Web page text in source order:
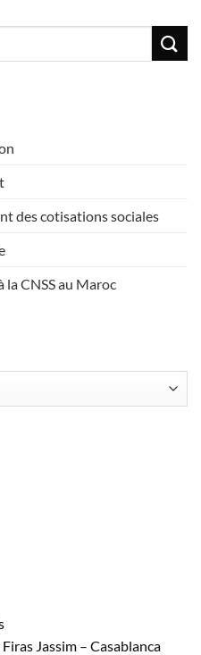
des cotisations sociales
CNSS au Maroc
Jassim – Casablanca